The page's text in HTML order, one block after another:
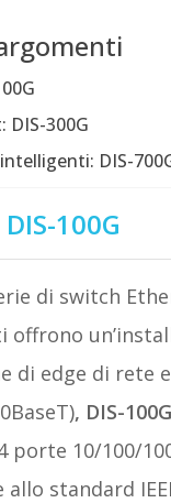
DIS-300G
DIS-
100G
di switch
di edge di
, DIS-
porte 10/100/
allo standard